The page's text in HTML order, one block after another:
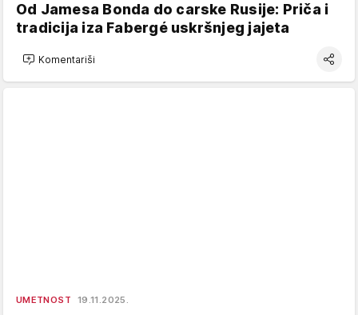
Od Jamesa Bonda do carske Rusije: Priča i
tradicija iza Fabergé uskršnjeg jajeta
Komentariši
UMETNOST 19.11.2025.